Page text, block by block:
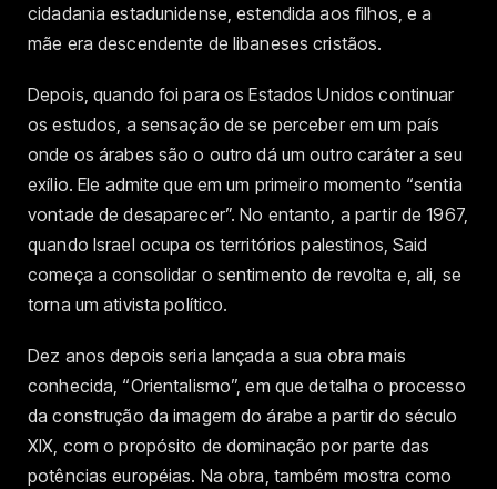
cidadania estadunidense, estendida aos filhos, e a
mãe era descendente de libaneses cristãos.
Depois, quando foi para os Estados Unidos continuar
os estudos, a sensação de se perceber em um país
onde os árabes são o outro dá um outro caráter a seu
exílio. Ele admite que em um primeiro momento “sentia
vontade de desaparecer”. No entanto, a partir de 1967,
quando Israel ocupa os territórios palestinos, Said
começa a consolidar o sentimento de revolta e, ali, se
torna um ativista político.
Dez anos depois seria lançada a sua obra mais
conhecida, “Orientalismo”, em que detalha o processo
da construção da imagem do árabe a partir do século
XIX, com o propósito de dominação por parte das
potências européias. Na obra, também mostra como